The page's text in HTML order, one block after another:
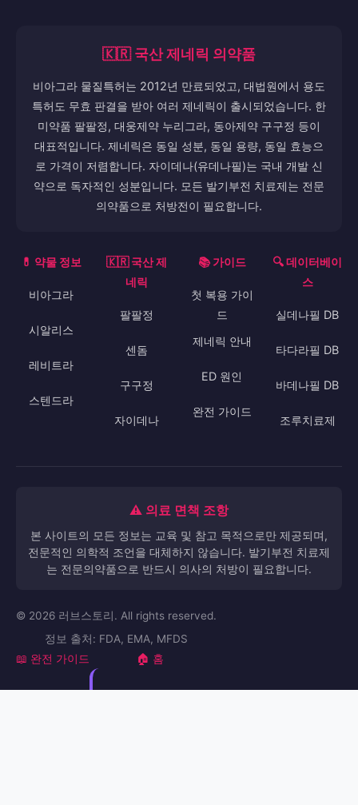
🇰🇷 국산 제네릭 의약품
비아그라 물질특허는 2012년 만료되었고, 대법원에서 용도
특허도 무효 판결을 받아 여러 제네릭이 출시되었습니다. 한
미약품 팔팔정, 대웅제약 누리그라, 동아제약 구구정 등이
대표적입니다. 제네릭은 동일 성분, 동일 용량, 동일 효능으
로 가격이 저렴합니다. 자이데나(유데나필)는 국내 개발 신
약으로 독자적인 성분입니다. 모든 발기부전 치료제는 전문
의약품으로 처방전이 필요합니다.
💊 약물 정보
비아그라
시알리스
레비트라
스텐드라
🇰🇷 국산 제
네릭
팔팔정
센돔
구구정
자이데나
📚 가이드
첫 복용 가이
드
제네릭 안내
ED 원인
완전 가이드
🔍 데이터베이
스
실데나필 DB
타다라필 DB
바데나필 DB
조루치료제
⚠️ 의료 면책 조항
본 사이트의 모든 정보는 교육 및 참고 목적으로만 제공되며,
전문적인 의학적 조언을 대체하지 않습니다. 발기부전 치료제
는 전문의약품으로 반드시 의사의 처방이 필요합니다.
© 2026 러브스토리. All rights reserved.
정보 출처: FDA, EMA, MFDS
📖 완전 가이드 🏠 홈